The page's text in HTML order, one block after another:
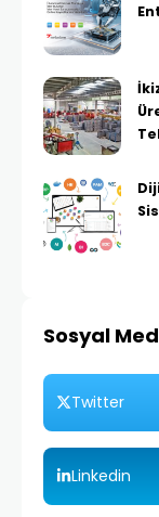
Sosyal
Twitter
Linkedin